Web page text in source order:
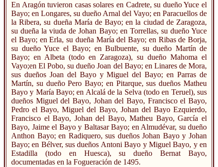
En Aragón tuvieron casas solares en Cadrete, su dueño Yuce el
Bayo; en Longares, su dueño Arnal del Vayo; en Paracuellos de
la Ribera, su dueña María de Bayo; en la ciudad de Zaragoza,
su dueña la viuda de Johan Bayo; en Torrellas, su dueño Yuce
el Bayo; en Erla, su dueña María del Bayo; en Ribas de Borja,
su dueño Yuce el Bayo; en Bulbuente, su dueño Martín de
Bayo; en Albeta (todo en Zaragoza), su dueño Mahoma el
Vayo;en El Pobo, su dueño Joan del Bayo; en Linares de Mora,
sus dueños Joan del Bayo y Miguel del Bayo; en Parras de
Martín, su dueño Pero Bayo; en Pitarque, sus dueños Matheu
Bayo y María Bayo; en Alcalá de la Selva (todo en Teruel), sus
dueños Miguel del Bayo, Johan del Bayo, Francisco el Bayo,
Pedro el Bayo, Miguel del Bayo, Johan del Bayo Ezquierdo,
Francisco el Bayo, Johan del Bayo, Matheu Bayo, García el
Bayo, Jaime el Bayo y Baltasar Bayo; en Almudévar, su dueño
Anthon Bayo; en Radiquero, sus dueños Johan Bayo y Johan
Bayo; en Bélver, sus dueños Antoni Bayo y Miguel Bayo, y en
Estadilla (todo en Huesca), su dueño Bernat Bayo,
documentadas en la Fogueración de 1495.